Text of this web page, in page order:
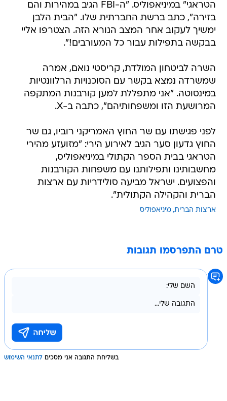
הטראגי" במיניאפוליס. "ה-FBI הגיב במהירות והם
בזירה", כתב ברשת החברתית שלו. "הבית הלבן
ימשיך לעקוב אחר המצב הנורא הזה. הצטרפו אליי
בבקשה בתפילות עבור כל המעורבים!".
השרה לביטחון המולדת, קריסטי נואם, אמרה
שמשרדה נמצא בקשר עם הסוכנויות הרלוונטיות
במינסוטה. "אני מתפללת למען קורבנות המתקפה
המרושעת הזו ומשפחותיהם", כתבה ב-X.
לפני פגישתו עם שר החוץ האמריקני רוביו, גם שר
החוץ גדעון סער הגיב לאירוע הירי: "מזועזע מהירי
הטראגי בבית הספר הקתולי במיניאפוליס,
מחשבותינו ותפילותנו עם משפחות הקורבנות
והפצועים. ישראל מביעה סולידריות עם ארצות
הברית והקהילה הקתולית".
ארצות הברית מיניאפוליס
טרם התפרסמו תגובות
בשליחת התגובה אני מסכים לתנאי השימוש